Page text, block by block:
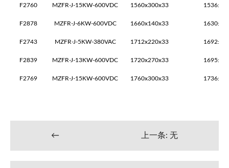
F2760 MZFR-J-15KW-600VDC 1560x300x33
F2878 MZFR-J-6KW-600VDC 1660x140x33
F2743 MZFR-J-5KW-380VAC 1712x220x33
F2839 MZFR-J-13KW-600VDC 1720x270x33
F2769 MZFR-J-15KW-600VDC 1760x300x33
← 上一条: 无